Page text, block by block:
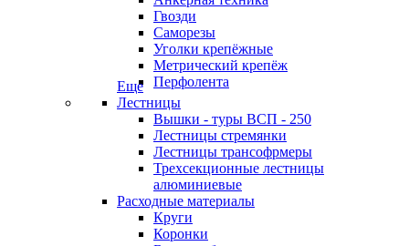
Гвозди
Саморезы
Уголки крепёжные
Метрический крепёж
Перфолента
Еще
Лестницы
Вышки - туры ВСП - 250
Лестницы стремянки
Лестницы трансофрмеры
Трехсекционные лестницы
алюминиевые
Расходные материалы
Круги
Коронки